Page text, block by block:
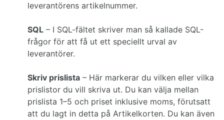
leverantörens artikelnummer.
SQL – I SQL-fältet skriver man så kallade SQL-
frågor för att få ut ett speciellt urval av
leverantörer.
Skriv prislista – Här markerar du vilken eller vilka
prislistor du vill skriva ut. Du kan välja mellan
prislista 1–5 och priset inklusive moms, förutsatt
att du lagt in detta på Artikelkorten. Du kan även